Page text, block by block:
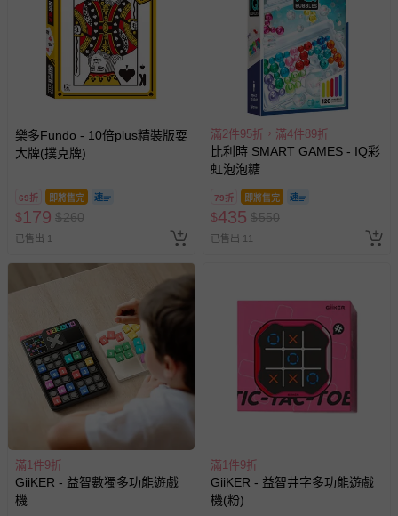
樂多Fundo - 10倍plus精裝版耍
大牌(撲克牌)
69折 即將售完
$179 $260
已售出 1
滿2件95折，滿4件89折
比利時 SMART GAMES - IQ彩
虹泡泡糖
79折 即將售完
$435 $550
已售出 11
滿1件9折
GiiKER - 益智數獨多功能遊戲
機
滿1件9折
GiiKER - 益智井字多功能遊戲
機(粉)